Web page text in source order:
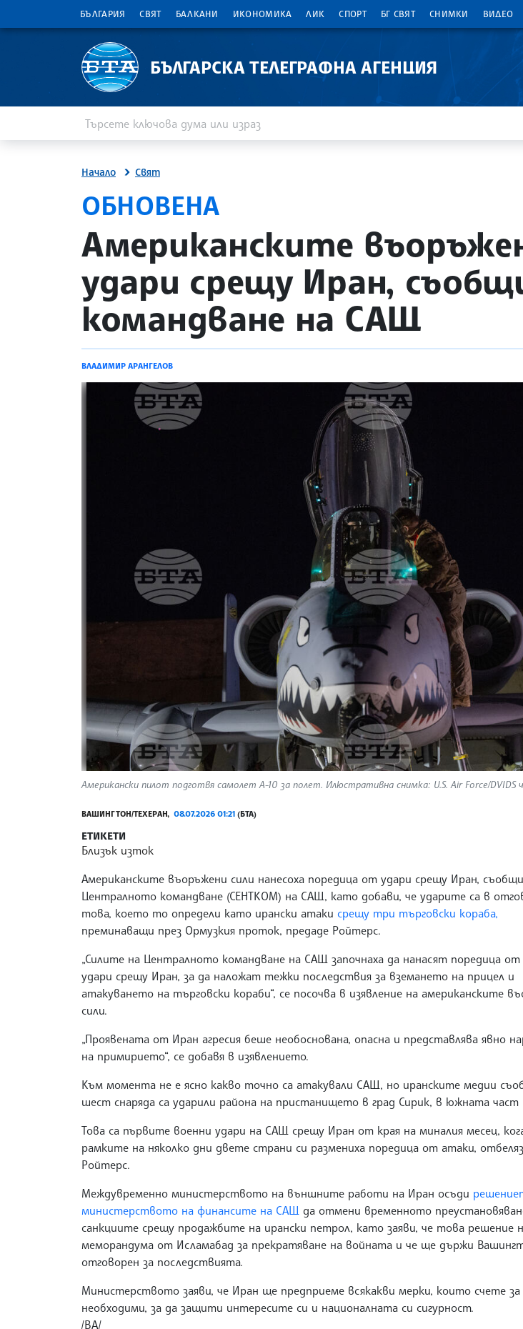
БЪЛГАРИЯ СВЯТ БАЛКАНИ ИКОНОМИКА ЛИК СПОРТ БГ СВЯТ СНИМКИ ВИДЕО
БЪЛГАРСКА ТЕЛЕГРАФНА АГЕНЦИЯ
Начало Свят
ОБНОВЕНА
site.bta
Американските
удари срещу Иран,
командване на САЩ
ВЛАДИМИР АРАНГЕЛОВ
Американски пилот подготвя самолет А-10 за полет. Илюстративна снимка: U.S. Air Force/DVIDS
ВАШИНГТОН/ТЕХЕРАН, 08.07.2026 01:21 (БТА)
ЕТИКЕТИ
Близък изток
Американските въоръжени сили нанесоха поредица от удари срещу Иран, съобщи
Централното командване (СЕНТКОМ) на САЩ, като добави, че ударите са в
това, което то определи като ирански атаки срещу три търговски кораба,
преминаващи през Ормузкия проток, предаде Ройтерс.
„Силите на Централното командване на САЩ започнаха да нанасят поредица
удари срещу Иран, за да наложат тежки последствия за вземането на прицел и
атакуването на търговски кораби“, се посочва в изявление на американските
сили.
„Проявената от Иран агресия беше необоснована, опасна и представлява явно
на примирието“, се добавя в изявлението.
Към момента не е ясно какво точно са атакували САЩ, но иранските медии
шест снаряда са ударили района на пристанището в град Сирик, в южната част
Това са първите военни удари на САЩ срещу Иран от края на миналия месец,
рамките на няколко дни двете страни си размениха поредица от атаки,
Ройтерс.
Междувременно министерството на външните работи на Иран осъди
министерството на финансите на САЩ да отмени временното
санкциите срещу продажбите на ирански петрол, като заяви, че това решение
меморандума от Исламабад за прекратяване на войната и че ще държи
отговорен за последствията.
Министерството заяви, че Иран ще предприеме всякакви мерки, които счете за
необходими, за да защити интересите си и националната си сигурност.
/ВА/